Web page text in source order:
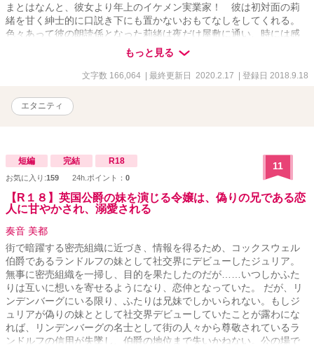
まとはなんと、彼女より年上のイケメン実業家！ 彼は初対面の莉
緒を甘く紳士的に口説き下にも置かないおもてなしをしてくれる。
色々あって彼の朗読係となった莉緒は夜だけ屋敷に通い、時には感
動的なファンタジー小説や絵本、また時には甘く淫らな物語を読み
もっと見る
文字数 166,064 | 最終更新日 2020.2.17 | 登録日 2018.9.18
エタニティ
短編 完結 R18
お気に入り:159 24h.ポイント： 0
11
【R１８】英国公爵の妹を演じる令嬢は、偽りの兄である恋
人に甘やかされ、溺愛される
奏音 美都
街で暗躍する密売組織に近づき、情報を得るため、コックスウェル
伯爵であるランドルフの妹として社交界にデビューしたジュリア。
無事に密売組織を一掃し、目的を果たしたのだが……いつしかふた
りは互いに想いを寄せるようになり、恋仲となっていた。 だが、リ
ンデンバーグにいる限り、ふたりは兄妹でしかいられない。もしジ
ュリアが偽りの妹ととして社交界デビューしていたことが露わにな
れば、リンデンバーグの名士として街の人々から尊敬されているラ
ンドルフの信用が失墜し、伯爵の地位まで失いかねない。公の場で